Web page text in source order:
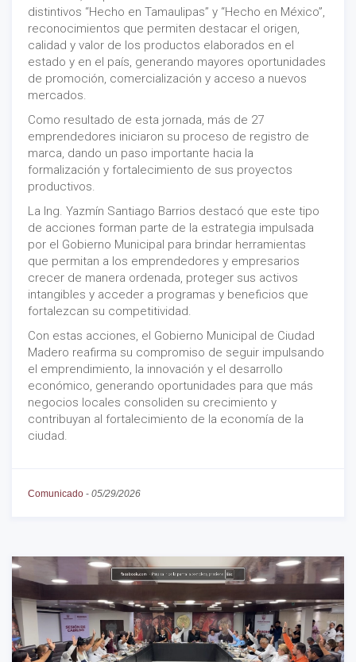
distintivos “Hecho en Tamaulipas” y “Hecho en México”,
reconocimientos que permiten destacar el origen,
calidad y valor de los productos elaborados en el
estado y en el país, generando mayores oportunidades
de promoción, comercialización y acceso a nuevos
mercados.
Como resultado de esta jornada, más de 27
emprendedores iniciaron su proceso de registro de
marca, dando un paso importante hacia la
formalización y fortalecimiento de sus proyectos
productivos.
La Ing. Yazmín Santiago Barrios destacó que este tipo
de acciones forman parte de la estrategia impulsada
por el Gobierno Municipal para brindar herramientas
que permitan a los emprendedores y empresarios
crecer de manera ordenada, proteger sus activos
intangibles y acceder a programas y beneficios que
fortalezcan su competitividad.
Con estas acciones, el Gobierno Municipal de Ciudad
Madero reafirma su compromiso de seguir impulsando
el emprendimiento, la innovación y el desarrollo
económico, generando oportunidades para que más
negocios locales consoliden su crecimiento y
contribuyan al fortalecimiento de la economía de la
ciudad.
Comunicado - 05/29/2026